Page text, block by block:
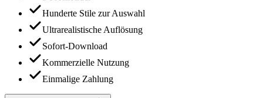
Hunderte Stile zur Auswahl
Ultrarealistische Auflösung
Sofort-Download
Kommerzielle Nutzung
Einmalige Zahlung